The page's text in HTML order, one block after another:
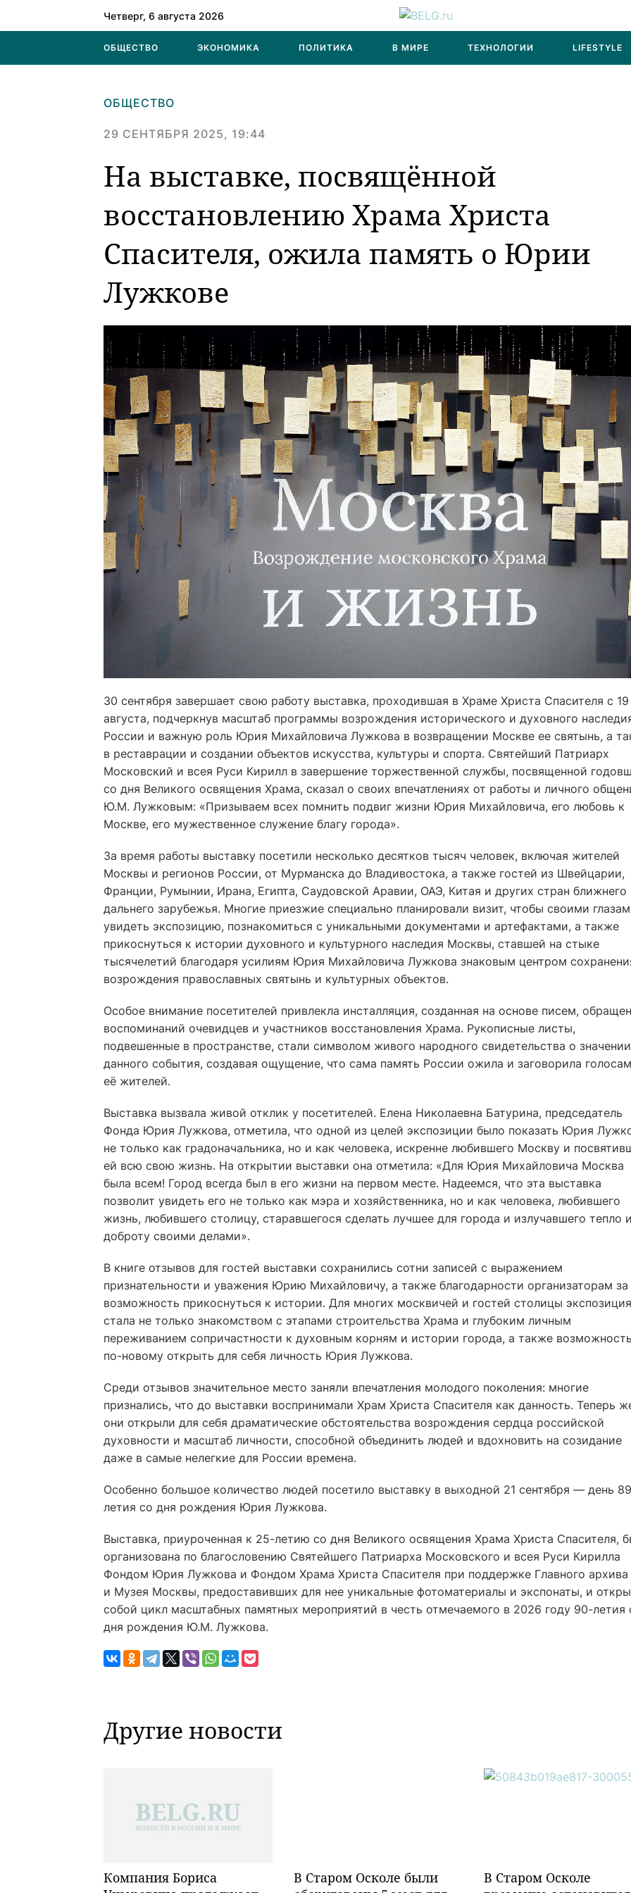
Четверг, 6 августа 2026
ОБЩЕСТВО ЭКОНОМИКА ПОЛИТИКА В МИРЕ ТЕХНОЛОГИИ LIFESTYLE
ОБЩЕСТВО
29 СЕНТЯБРЯ 2025, 19:44
На выставке, посвящённой
восстановлению Храма Христа
Спасителя, ожила память о Юрии
Лужкове
30 сентября завершает свою работу выставка, проходившая в Храме Христа Спасителя с 19
августа, подчеркнув масштаб программы возрождения исторического и духовного
России и важную роль Юрия Михайловича Лужкова в возвращении Москве ее святынь, а
в реставрации и создании объектов искусства, культуры и спорта. Святейший Патриарх
Московский и всея Руси Кирилл в завершение торжественной службы, посвященной
со дня Великого освящения Храма, сказал о своих впечатлениях от работы и личного
Ю.М. Лужковым: «Призываем всех помнить подвиг жизни Юрия Михайловича, его любовь к
Москве, его мужественное служение благу города».
За время работы выставку посетили несколько десятков тысяч человек, включая жителей
Москвы и регионов России, от Мурманска до Владивостока, а также гостей из Швейцарии,
Франции, Румынии, Ирана, Египта, Саудовской Аравии, ОАЭ, Китая и других стран ближнего
дальнего зарубежья. Многие приезжие специально планировали визит, чтобы своими
увидеть экспозицию, познакомиться с уникальными документами и артефактами, а также
прикоснуться к истории духовного и культурного наследия Москвы, ставшей на стыке
тысячелетий благодаря усилиям Юрия Михайловича Лужкова знаковым центром
возрождения православных святынь и культурных объектов.
Особое внимание посетителей привлекла инсталляция, созданная на основе писем,
воспоминаний очевидцев и участников восстановления Храма. Рукописные листы,
подвешенные в пространстве, стали символом живого народного свидетельства о значении
данного события, создавая ощущение, что сама память России ожила и заговорила
её жителей.
Выставка вызвала живой отклик у посетителей. Елена Николаевна Батурина, председатель
Фонда Юрия Лужкова, отметила, что одной из целей экспозиции было показать Юрия
не только как градоначальника, но и как человека, искренне любившего Москву и
ей всю свою жизнь. На открытии выставки она отметила: «Для Юрия Михайловича Москва
была всем! Город всегда был в его жизни на первом месте. Надеемся, что эта выставка
позволит увидеть его не только как мэра и хозяйственника, но и как человека, любившего
жизнь, любившего столицу, старавшегося сделать лучшее для города и излучавшего тепло и
доброту своими делами».
В книге отзывов для гостей выставки сохранились сотни записей с выражением
признательности и уважения Юрию Михайловичу, а также благодарности организаторам за
возможность прикоснуться к истории. Для многих москвичей и гостей столицы экспозиция
стала не только знакомством с этапами строительства Храма и глубоким личным
переживанием сопричастности к духовным корням и истории города, а также
по-новому открыть для себя личность Юрия Лужкова.
Среди отзывов значительное место заняли впечатления молодого поколения: многие
признались, что до выставки воспринимали Храм Христа Спасителя как данность. Теперь
они открыли для себя драматические обстоятельства возрождения сердца российской
духовности и масштаб личности, способной объединить людей и вдохновить на созидание
даже в самые нелегкие для России времена.
Особенно большое количество людей посетило выставку в выходной 21 сентября — день
летия со дня рождения Юрия Лужкова.
Выставка, приуроченная к 25-летию со дня Великого освящения Храма Христа Спасителя,
организована по благословению Святейшего Патриарха Московского и всея Руси Кирилла
Фондом Юрия Лужкова и Фондом Храма Христа Спасителя при поддержке Главного
и Музея Москвы, предоставивших для нее уникальные фотоматериалы и экспонаты, и
собой цикл масштабных памятных мероприятий в честь отмечаемого в 2026 году 90-летия
дня рождения Ю.М. Лужкова.
Другие новости
Компания Бориса
В Старом Осколе были
В Старом Осколе